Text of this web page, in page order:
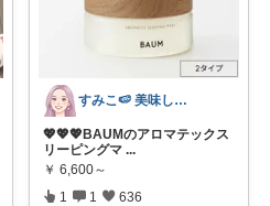
すみこ🍉 美味しいものたくさん🍧
💖💖💖BAUMのアロマテックス
リーピングマ ...
￥ 6,600～
1 1 636